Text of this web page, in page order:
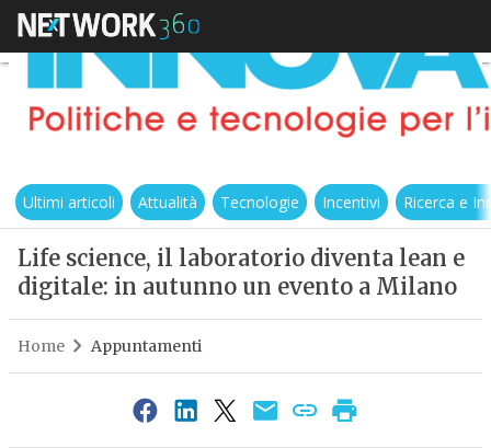
Ultimi articoli Attualità Tecnologie Incentivi Ricerca e
Life science, il laboratorio diventa lean e
digitale: in autunno un evento a Milano
Home Appuntamenti